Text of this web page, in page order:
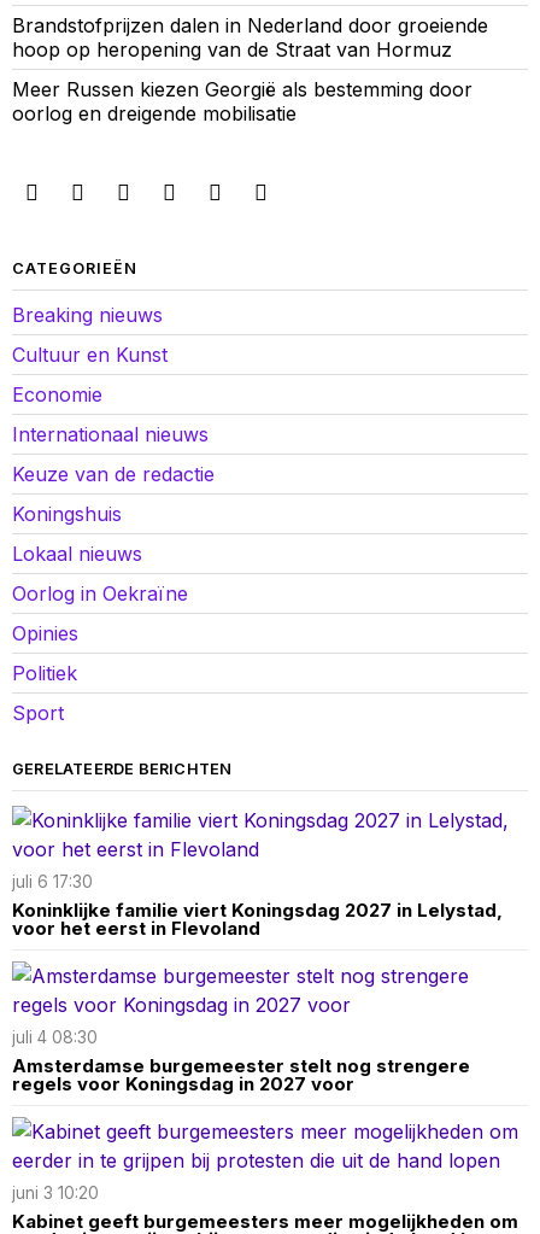
Brandstofprijzen dalen in Nederland door groeiende
hoop op heropening van de Straat van Hormuz
Meer Russen kiezen Georgië als bestemming door
oorlog en dreigende mobilisatie
CATEGORIEËN
Breaking nieuws
Cultuur en Kunst
Economie
Internationaal nieuws
Keuze van de redactie
Koningshuis
Lokaal nieuws
Oorlog in Oekraïne
Opinies
Politiek
Sport
GERELATEERDE BERICHTEN
juli 6 17:30
Koninklijke familie viert Koningsdag 2027 in Lelystad,
voor het eerst in Flevoland
juli 4 08:30
Amsterdamse burgemeester stelt nog strengere
regels voor Koningsdag in 2027 voor
juni 3 10:20
Kabinet geeft burgemeesters meer mogelijkheden om